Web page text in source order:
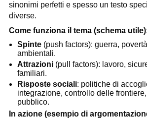
sinonimi perfetti e spesso un testo
diverse.
Come funziona il tema (schema
Spinte (push factors): guerra,
ambientali.
Attrazioni (pull factors): lavoro,
familiari.
Risposte sociali: politiche di
integrazione, controllo delle
pubblico.
In azione (esempio di